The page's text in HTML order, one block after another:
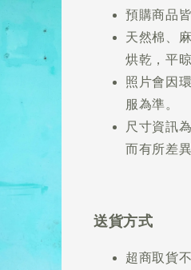
預購商品
天然棉、
烘乾，平
照片會因
服為準。
尺寸資訊
而有所差
送貨方式
超商取貨